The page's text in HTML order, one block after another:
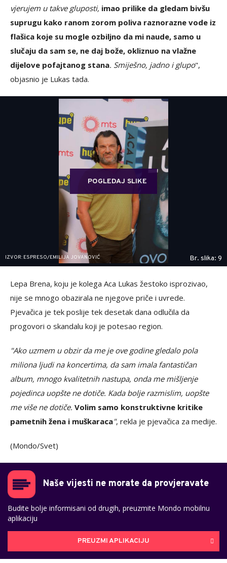
vjerujem u takve gluposti, imao prilike da gledam bivšu
suprugu kako ranom zorom poliva raznorazne vode iz
flašica koje su mogle ozbiljno da mi naude, samo u
slučaju da sam se, ne daj bože, okliznuo na vlažne
dijelove pofajtanog stana. Smiješno, jadno i glupo",
objasnio je Lukas tada.
POGLEDAJ SLIKE
IZVOR: ESPRESO/EMILIJA JOVANOVIĆ Br. slika: 9
Lepa Brena, koju je kolega Aca Lukas žestoko isprozivao,
nije se mnogo obazirala ne njegove priče i uvrede.
Pjevačica je tek poslije tek desetak dana odlučila da
progovori o skandalu koji je potesao region.
"Ako uzmem u obzir da me je ove godine gledalo pola
miliona ljudi na koncertima, da sam imala fantastičan
album, mnogo kvalitetnih nastupa, onda me mišljenje
pojedinca uopšte ne dotiče. Kada bolje razmislim, uopšte
me više ne dotiče. Volim samo konstruktivne kritike
pametnih žena i muškaraca", rekla je pjevačica za medije.
(Mondo/Svet)
Naše vijesti ne morate da provjeravate
Budite bolje informisani od drugih, preuzmite Mondo mobilnu
aplikaciju
PREUZMI APLIKACIJU